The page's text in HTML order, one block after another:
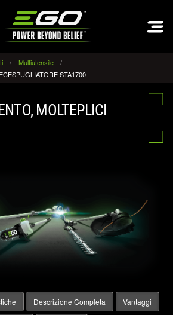
Multiutensile
STA1700
MOLTEPLICI
Descrizione Completa Vantaggi